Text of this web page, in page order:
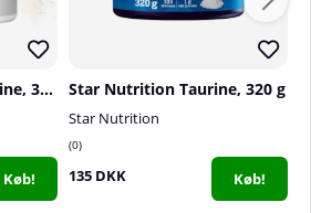
SOLID Nutrition Taurine, 320 g
Køb!
Star Nutrition Taurine, 320 g
Star Nutrition
0
135 DKK Køb!